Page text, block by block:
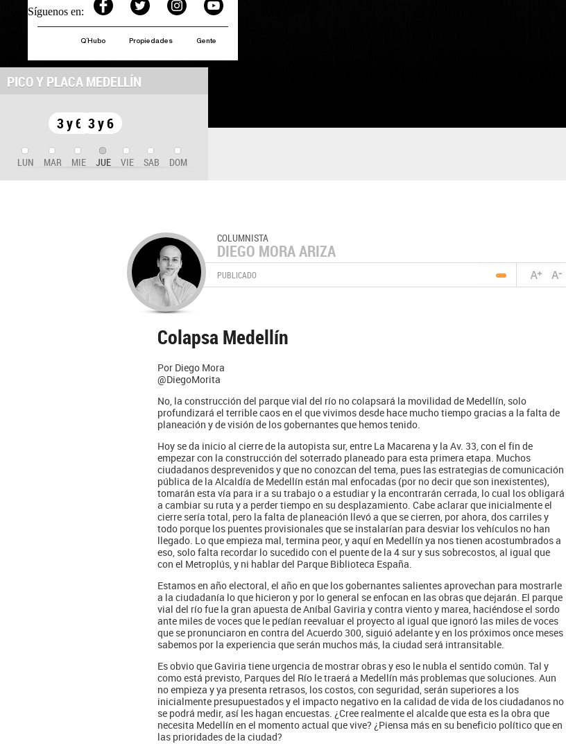
Síguenos en:
Q´Hubo Propiedades Gente
PICO Y PLACA MEDELLÍN
3 y 6 3 y 6
LUN MAR MIE JUE VIE SAB DOM
COLUMNISTA
DIEGO MORA ARIZA
PUBLICADO
Colapsa Medellín
Por Diego Mora
@DiegoMorita
No, la construcción del parque vial del río no colapsará la movilidad de Medellín, solo
profundizará el terrible caos en el que vivimos desde hace mucho tiempo gracias a la falta de
planeación y de visión de los gobernantes que hemos tenido.
Hoy se da inicio al cierre de la autopista sur, entre La Macarena y la Av. 33, con el fin de
empezar con la construcción del soterrado planeado para esta primera etapa. Muchos
ciudadanos desprevenidos y que no conozcan del tema, pues las estrategias de comunicación
pública de la Alcaldía de Medellín están mal enfocadas (por no decir que son inexistentes),
tomarán esta vía para ir a su trabajo o a estudiar y la encontrarán cerrada, lo cual los obligará
a cambiar su ruta y a perder tiempo en su desplazamiento. Cabe aclarar que inicialmente el
cierre sería total, pero la falta de planeación llevó a que se cierren, por ahora, dos carriles y
todo porque los puentes provisionales que se instalarían para desviar los vehículos no han
llegado. Lo que empieza mal, termina peor, y aquí en Medellín ya nos tienen acostumbrados a
eso, solo falta recordar lo sucedido con el puente de la 4 sur y sus sobrecostos, al igual que
con el Metroplús, y ni hablar del Parque Biblioteca España.
Estamos en año electoral, el año en que los gobernantes salientes aprovechan para mostrarle
a la ciudadanía lo que hicieron y por lo general se enfocan en las obras que dejarán. El parque
vial del río fue la gran apuesta de Aníbal Gaviria y contra viento y marea, haciéndose el sordo
ante miles de voces que le pedían reevaluar el proyecto al igual que ignoró las miles de voces
que se pronunciaron en contra del Acuerdo 300, siguió adelante y en los próximos once meses
sabemos por la experiencia que serán muchos más, la ciudad será intransitable.
Es obvio que Gaviria tiene urgencia de mostrar obras y eso le nubla el sentido común. Tal y
como está previsto, Parques del Río le traerá a Medellín más problemas que soluciones. Aun
no empieza y ya presenta retrasos, los costos, con seguridad, serán superiores a los
inicialmente presupuestados y el impacto negativo en la calidad de vida de los ciudadanos no
se podrá medir, así les hagan encuestas. ¿Cree realmente el alcalde que esta es la obra que
necesita Medellín en el momento actual que vive? ¿Piensa más en su beneficio político que en
las prioridades de la ciudad?